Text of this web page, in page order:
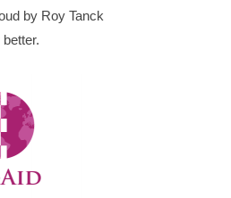
by Roy Tanck